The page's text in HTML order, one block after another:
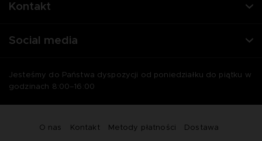
Kontakt
Social media
Jesteśmy do Państwa dyspozycji od poniedziałku do piątku w
godzinach 8:00–16:00
O nas Kontakt Metody płatności Dostawa